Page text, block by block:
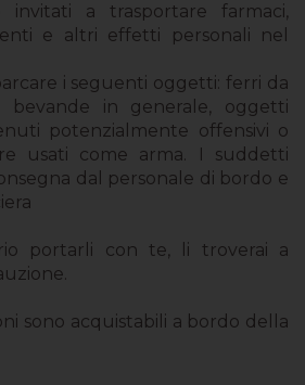
invitati a trasportare farmaci,
e altri effetti personali nel
i seguenti oggetti: ferri da
bevande in generale, oggetti
potenzialmente offensivi o
usati come arma. I suddetti
dal personale di bordo e
portarli con te, li troverai a
sono acquistabili a bordo della